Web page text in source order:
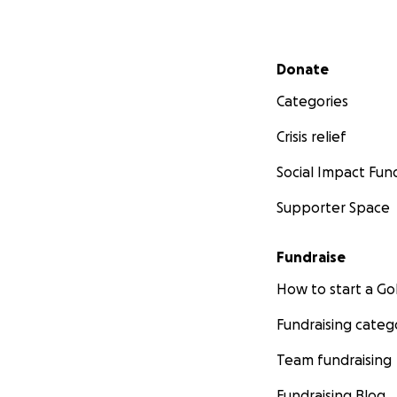
Secondary menu
Donate
Categories
Crisis relief
Social Impact
Supporter Space
Fundraise
How to start a
Fundraising
Team fundraising